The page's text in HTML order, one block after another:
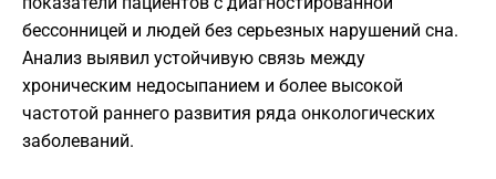
бессонницей и людей без серьезных нарушений сна.
Анализ выявил устойчивую связь между
хроническим недосыпанием и более высокой
частотой раннего развития ряда онкологических
заболеваний.